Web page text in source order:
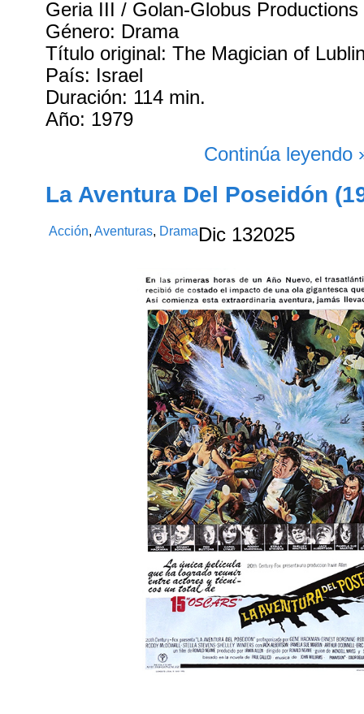
Geria III / Golan-Globus Productions
Género: Drama
Título original: The Magician of
País: Israel
Duración: 114 min.
Año: 1979
Continúa leyendo
La Aventura Del Poseidón
Acción,Aventuras, DramaDic 132025